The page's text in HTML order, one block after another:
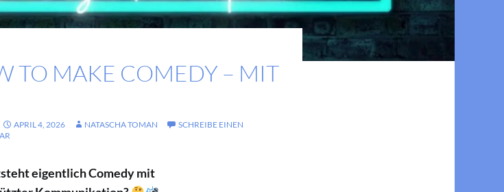
TO MAKE COMEDY – MIT
APRIL 4, 2026 NATASCHA TOMAN
SCHREIBE EINEN
eigentlich Comedy mit